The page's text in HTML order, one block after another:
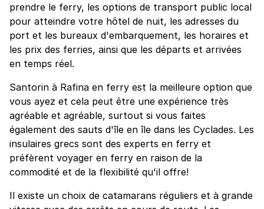
prendre le ferry, les options de transport public local
pour atteindre votre hôtel de nuit, les adresses du
port et les bureaux d'embarquement, les horaires et
les prix des ferries, ainsi que les départs et arrivées
en temps réel.
Santorin à Rafina en ferry est la meilleure option que
vous ayez et cela peut être une expérience très
agréable et agréable, surtout si vous faites
également des sauts d'île en île dans les Cyclades. Les
insulaires grecs sont des experts en ferry et
préfèrent voyager en ferry en raison de la
commodité et de la flexibilité qu'il offre!
Il existe un choix de catamarans réguliers et à grande